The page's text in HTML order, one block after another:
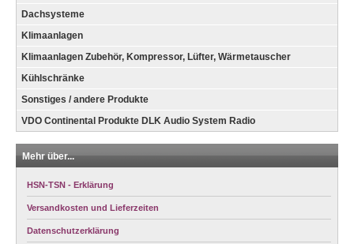
Dachsysteme
Klimaanlagen
Klimaanlagen Zubehör, Kompressor, Lüfter, Wärmetauscher
Kühlschränke
Sonstiges / andere Produkte
VDO Continental Produkte DLK Audio System Radio
Mehr über...
HSN-TSN - Erklärung
Versandkosten und Lieferzeiten
Datenschutzerklärung